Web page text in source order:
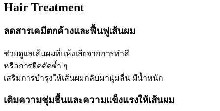
Hair Treatment
ลดสารเคมีตกค้างและฟื้นฟูเส้นผม
ช่วยดูแลเส้นผมที่แห้งเสียจากการทำสี
หรือการยืดดัดซ้ำ ๆ
เสริมการบำรุงให้เส้นผมกลับมานุ่มลื่น มีน้ำหนัก
เติมความชุ่มชื้นและความแข็งแรงให้เส้นผม